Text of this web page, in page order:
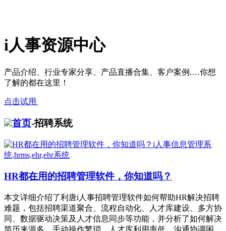
i人事资源中心
产品介绍、行业专家分享、产品直播合集、客户案例.…你想
了解的都在这里！
点击试用
首页-招聘系统
HR都在用的招聘管理软件，你知道吗？
本文详细介绍了利唐i人事招聘管理软件如何帮助HR解决招聘
难题，包括招聘渠道聚合、流程自动化、人才库建设、多方协
同、数据驱动决策及人才信息同步等功能，并分析了如何解决
简历来源多、手动操作繁琐、人才库利用率低、沟通协调困